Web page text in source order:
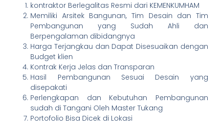
kontraktor Berlegalitas Resmi dari KEMENKUMHAM
Memiliki Arsitek Bangunan, Tim Desain dan Tim
Pembangunan yang Sudah Ahli dan
Berpengalaman dibidangnya
Harga Terjangkau dan Dapat Disesuaikan dengan
Budget klien
Kontrak Kerja Jelas dan Transparan
Hasil Pembangunan Sesuai Desain yang
disepakati
Perlengkapan dan Kebutuhan Pembangunan
sudah di Tangani Oleh Master Tukang
Portofolio Bisa Dicek di Lokasi